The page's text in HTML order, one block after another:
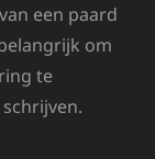
een paard
om
te